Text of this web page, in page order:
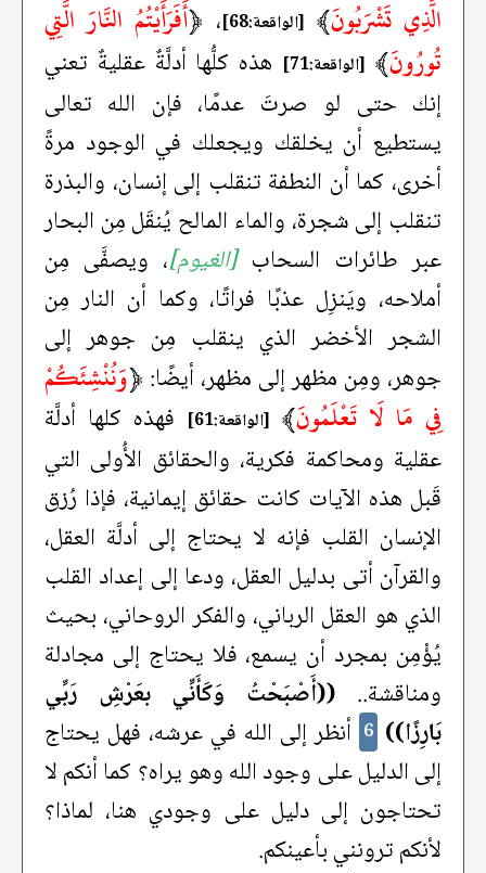
الَّذِي تَشْرَبُونَ﴾ [الواقعة:68] ، ﴿أَفَرَأَيْتُمُ النَّارَ الَّتِي
تُورُونَ﴾ [الواقعة:71]
هذه كلُّها أدلَّةٌ عقليةٌ تعني
إنك حتى لو صرتَ عدمًا، فإن الله تعالى
يستطيع أن يخلقك ويجعلك في الوجود مرةً
أخرى، كما أن النطفة تنقلب إلى إنسان، والبذرة
تنقلب إلى شجرة، والماء المالح يُنقَل مِن البحار
عبر طائرات السحاب[الغيوم]، ويصفَّى مِن
أملاحه، ويَنزِل عذبًا فراتًا، وكما أن النار مِن
الشجر الأخضر الذي ينقلب مِن جوهر إلى
جوهر، ومِن مظهر إلى مظهر، أيضًا: ﴿وَنُنْشِئَكُمْ
فِي مَا لَا تَعْلَمُونَ﴾ [الواقعة:61]
فهذه كلها أدلَّة
عقلية ومحاكمة فكرية، والحقائق الأُولى التي
قَبل هذه الآيات كانت حقائق إيمانية، فإذا رُزق
الإنسان القلب فإنه لا يحتاج إلى أدلَّة العقل،
والقرآن أتى بدليل العقل، ودعا إلى إعداد القلب
الذي هو العقل الرباني، والفكر الروحاني، بحيث
يُؤْمِن بمجرد أن يسمع، فلا يحتاج إلى مجادلة
ومناقشة.. ((أَصْبَحْتُ وَكَأَنِّي بعَرْشِ رَبِّي
بَارِزًا)) 6 أنظر إلى الله في عرشه، فهل يحتاج
إلى الدليل على وجود الله وهو يراه؟ كما أنكم لا
تحتاجون إلى دليل على وجودي هنا، لماذا؟
لأنكم ترونني بأعينكم.